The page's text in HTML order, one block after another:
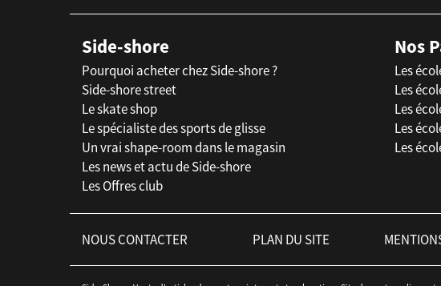
Side-shore
Pourquoi acheter chez Side-shore ?
Side-shore street
Le skate shop
Le spécialiste des sports de glisse
Un vrai shape-room dans le magasin
Les news et actu de Side-shore
Les Offres club
Nos
Les
Les
Les
Les
Les
NOUS CONTACTER PLAN DU SITE